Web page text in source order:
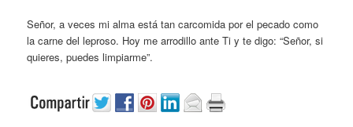
Señor, a veces mi alma está tan carcomida por el pecado como
la carne del leproso. Hoy me arrodillo ante Ti y te digo: “Señor, si
quieres, puedes limpiarme”.